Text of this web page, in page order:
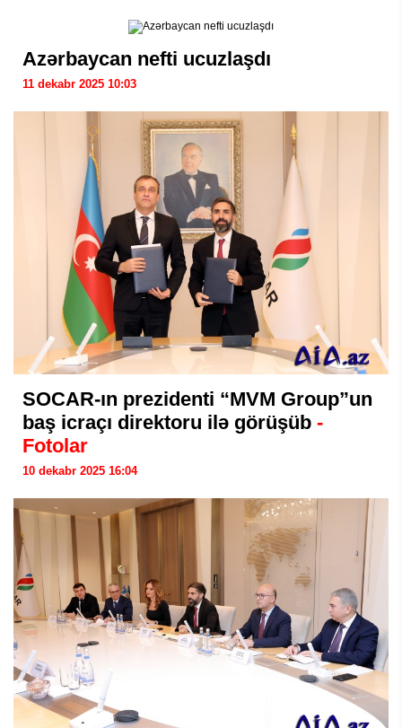
Azərbaycan nefti ucuzlaşdı
11 dekabr 2025 10:03
SOCAR-ın prezidenti “MVM Group”un
baş icraçı direktoru ilə görüşüb -
Fotolar
10 dekabr 2025 16:04